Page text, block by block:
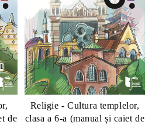
de
Religie - Cultura templelor,
clasa a 6-a (manual și caiet de